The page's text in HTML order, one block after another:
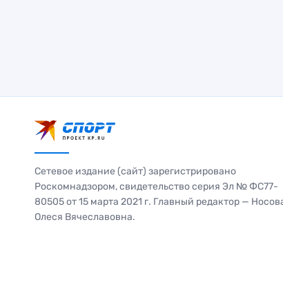
Сетевое издание (сайт) зарегистрировано
Роскомнадзором, свидетельство серия Эл № ФС77-
80505 от 15 марта 2021 г. Главный редактор —
Олеся Вячеславовна.